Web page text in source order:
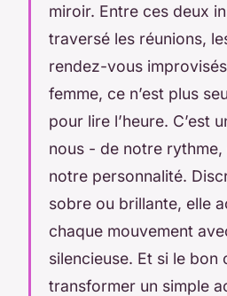
miroir. Entre ces deux
traversé les réunions,
rendez-vous
femme, ce n’est plus
pour lire l’heure. C’est
nous - de notre
notre personnalité.
sobre ou brillante, elle
chaque mouvement
silencieuse. Et si le bon
transformer un simple